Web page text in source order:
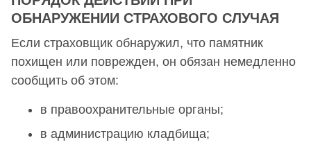
ОБНАРУЖЕНИИ СТРАХОВОГО СЛУЧАЯ
Если страховщик обнаружил, что памятник
похищен или поврежден, он обязан немедленно
сообщить об этом:
в правоохранительные органы;
в администрацию кладбища;